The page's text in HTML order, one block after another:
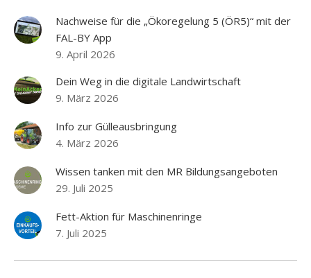
Nachweise für die „Ökoregelung 5 (ÖR5)“ mit der
FAL-BY App
9. April 2026
Dein Weg in die digitale Landwirtschaft
9. März 2026
Info zur Gülleausbringung
4. März 2026
Wissen tanken mit den MR Bildungsangeboten
29. Juli 2025
Fett-Aktion für Maschinenringe
7. Juli 2025